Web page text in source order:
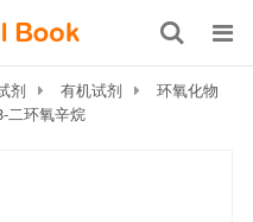
剂 有机试剂
环氧化物
二环氧辛烷